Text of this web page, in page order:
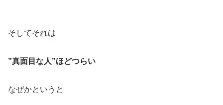
そしてそれは
”真面目な人”ほどつらい
なぜかというと